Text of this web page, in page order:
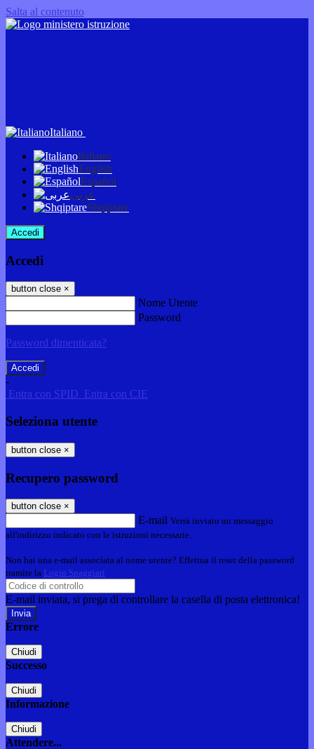
Salta al contenuto
Italiano
Italiano
English
Español
عربى
Shqiptare
Accedi
Accedi
button close ×
Nome Utente
Password
Password dimenticata?
-
Entra con SPID Entra con CIE
Seleziona utente
button close ×
Recupero password
button close ×
E-mail Verrà inviato un messaggio
all'indirizzo indicato con le istruzioni necessarie.
Non hai una e-mail associata al nome utente? Effettua il reset della password
tramite la Login Spaggiari
E-mail inviata, si prega di controllare la casella di posta elettronica!
Errore
Chiudi
Successo
Chiudi
Informazione
Chiudi
Attendere...